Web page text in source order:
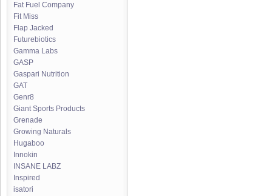
Fat Fuel Company
Fit Miss
Flap Jacked
Futurebiotics
Gamma Labs
GASP
Gaspari Nutrition
GAT
Genr8
Giant Sports Products
Grenade
Growing Naturals
Hugaboo
Innokin
INSANE LABZ
Inspired
isatori